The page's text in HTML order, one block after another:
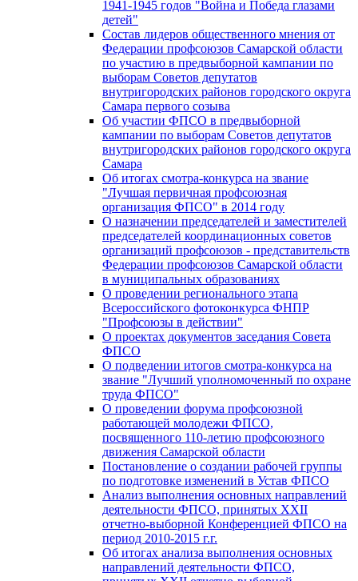
1941-1945 годов "Война и Победа глазами
детей"
Состав лидеров общественного мнения от
Федерации профсоюзов Самарской области
по участию в предвыборной кампании по
выборам Советов депутатов
внутригородских районов городского округа
Самара первого созыва
Об участии ФПСО в предвыборной
кампании по выборам Советов депутатов
внутригородских районов городского округа
Самара
Об итогах смотра-конкурса на звание
"Лучшая первичная профсоюзная
организация ФПСО" в 2014 году
О назначении председателей и заместителей
председателей координационных советов
организаций профсоюзов - представительств
Федерации профсоюзов Самарской области
в муниципальных образованиях
О проведении регионального этапа
Всероссийского фотоконкурса ФНПР
"Профсоюзы в действии"
О проектах документов заседания Совета
ФПСО
О подведении итогов смотра-конкурса на
звание "Лучший уполномоченный по охране
труда ФПСО"
О проведении форума профсоюзной
работающей молодежи ФПСО,
посвященного 110-летию профсоюзного
движения Самарской области
Постановление о создании рабочей группы
по подготовке изменений в Устав ФПСО
Анализ выполнения основных направлений
деятельности ФПСО, принятых XXII
отчетно-выборной Конференцией ФПСО на
период 2010-2015 г.г.
Об итогах анализа выполнения основных
направлений деятельности ФПСО,